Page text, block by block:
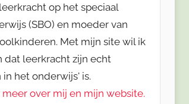
op het speciaal
(SBO) en moeder van
Met mijn site wil ik
dat leerkracht zijn echt
het onderwijs' is.
meer over mij en mijn website.